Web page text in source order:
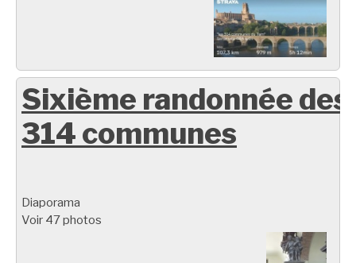
Sixième randonnée des
314 communes
Diaporama
Voir 47 photos